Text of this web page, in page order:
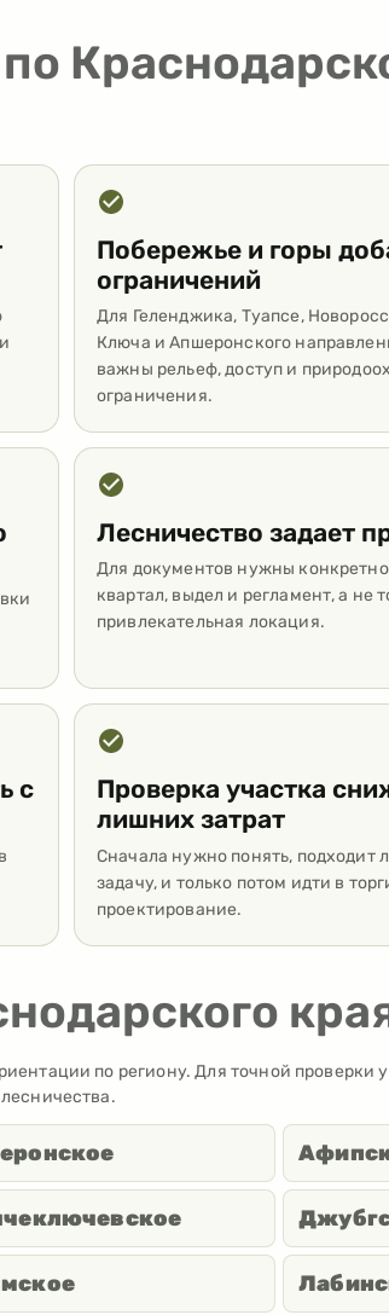
Побережье и горы
ограничений
Для Геленджика, Туапсе,
Ключа и Апшеронского
важны рельеф, доступ и
ограничения.
Лесничество задает
Для документов нужны
квартал, выдел и регламент, а не
привлекательная локация.
с
Проверка участка
лишних затрат
Сначала нужно понять, подходит
задачу, и только потом идти в
проектирование.
по региону. Для точной проверки